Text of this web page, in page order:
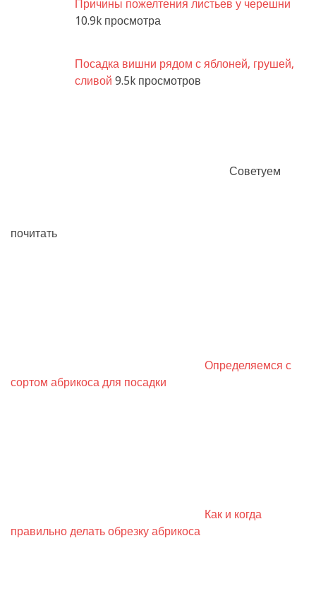
Причины пожелтения листьев у черешни
10.9k просмотра
Посадка вишни рядом с яблоней, грушей,
сливой 9.5k просмотров
Советуем
почитать
Определяемся с
сортом абрикоса для посадки
Как и когда
правильно делать обрезку абрикоса